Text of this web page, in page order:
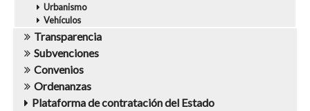
Urbanismo
Vehículos
Transparencia
Subvenciones
Convenios
Ordenanzas
Plataforma de contratación del Estado